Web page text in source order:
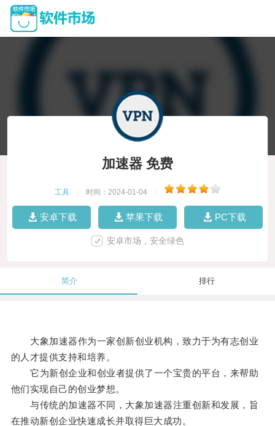
加速器 免费
工具 时间：2024-01-04
安卓下载 苹果下载 PC下载
安卓市场，安全绿色
简介 排行
大象加速器作为一家创新创业机构，致力于为有志创业
的人才提供支持和培养。
它为新创企业和创业者提供了一个宝贵的平台，来帮助
他们实现自己的创业梦想。
与传统的加速器不同，大象加速器注重创新和发展，旨
在推动新创企业快速成长并取得巨大成功。